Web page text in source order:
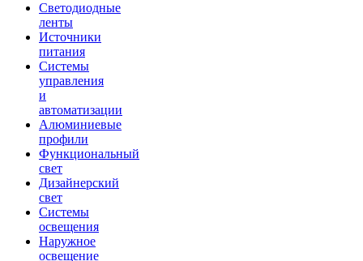
Светодиодные
ленты
Источники
питания
Системы
управления
и
автоматизации
Алюминиевые
профили
Функциональный
свет
Дизайнерский
свет
Системы
освещения
Наружное
освещение